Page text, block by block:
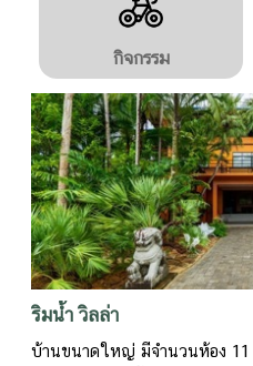
กิจกรรม
ริมน้ำ วิลล่า
บ้านขนาดใหญ่ มีจำนวนห้อง